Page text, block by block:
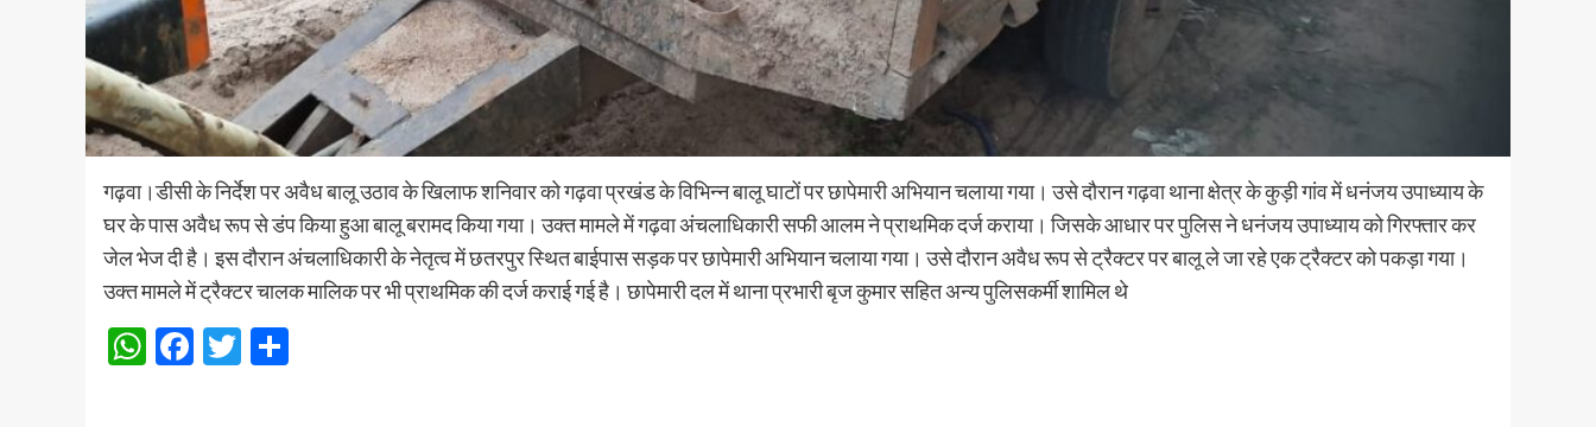
गढ़वा।डीसी के निर्देश पर अवैध बालू उठाव के खिलाफ शनिवार को गढ़वा प्रखंड के विभिन्न बालू घाटों पर छापेमारी अभियान चलाया गया। उसे दौरान गढ़वा थाना क्षेत्र के कुड़ी गांव में धनंजय उपाध्याय के
घर के पास अवैध रूप से डंप किया हुआ बालू बरामद किया गया। उक्त मामले में गढ़वा अंचलाधिकारी सफी आलम ने प्राथमिक दर्ज कराया। जिसके आधार पर पुलिस ने धनंजय उपाध्याय को गिरफ्तार कर
जेल भेज दी है। इस दौरान अंचलाधिकारी के नेतृत्व में छतरपुर स्थित बाईपास सड़क पर छापेमारी अभियान चलाया गया। उसे दौरान अवैध रूप से ट्रैक्टर पर बालू ले जा रहे एक ट्रैक्टर को पकड़ा गया।
उक्त मामले में ट्रैक्टर चालक मालिक पर भी प्राथमिक की दर्ज कराई गई है। छापेमारी दल में थाना प्रभारी बृज कुमार सहित अन्य पुलिसकर्मी शामिल थे
WhatsApp
Facebook
Twitter